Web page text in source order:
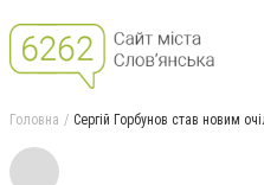
Головна Сергій Горбунов став новим